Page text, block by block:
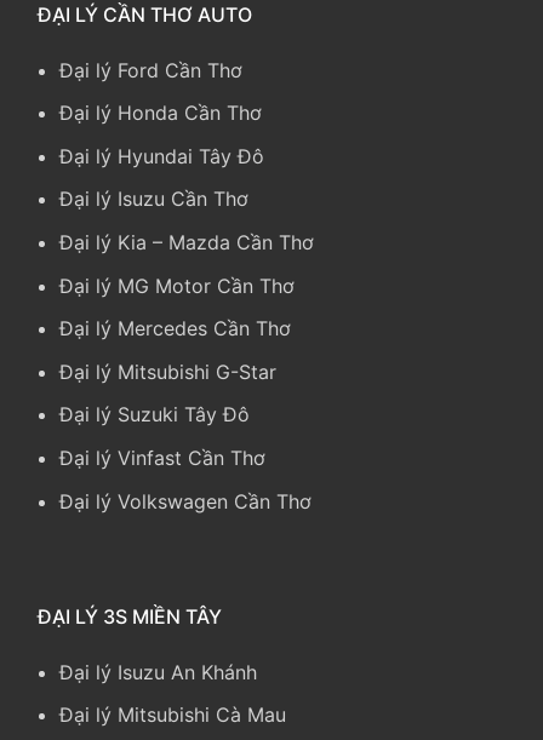
ĐẠI LÝ CẦN THƠ AUTO
Đại lý Ford Cần Thơ
Đại lý Honda Cần Thơ
Đại lý Hyundai Tây Đô
Đại lý Isuzu Cần Thơ
Đại lý Kia – Mazda Cần Thơ
Đại lý MG Motor Cần Thơ
Đại lý Mercedes Cần Thơ
Đại lý Mitsubishi G-Star
Đại lý Suzuki Tây Đô
Đại lý Vinfast Cần Thơ
Đại lý Volkswagen Cần Thơ
ĐẠI LÝ 3S MIỀN TÂY
Đại lý Isuzu An Khánh
Đại lý Mitsubishi Cà Mau